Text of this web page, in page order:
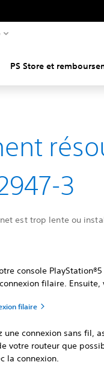
PS Store et
3
est trop lente ou
console
filaire.
filaire
une connexion sans fil,
votre routeur que
la connexion.